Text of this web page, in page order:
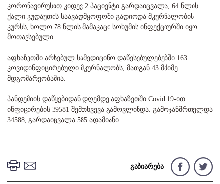
კორონავირუსით კიდევ 2 პაციენტი გარდაიცვალა, 64 წლის
ქალი გუდაუთის საავადმყოფოში გადიოდა მკურნალობის
კურსს, ხოლო 78 წლის მამაკაცი სოხუმის ინფექციურში იყო
მოთავსებული.
აფხაზეთში არსებულ სამედიცინო დაწესებულებებში 163
კოვიდინფიცირებული მკურნალობს, მათგან 43 მძიმე
მდგომარეობაშია.
პანდემიის დაწყებიდან დღემდე აფხაზეთში Covid 19-ით
ინფიცირების 39581 შემთხვევა გამოვლინდა. გამოჯანმრთელდა
34588, გარდაიცვალა 585 ადამიანი.
გაზიარება